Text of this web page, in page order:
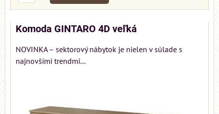
Komoda GINTARO 4D veľká
NOVINKA – sektorový nábytok je nielen v súlade s
najnovšími trendmi...